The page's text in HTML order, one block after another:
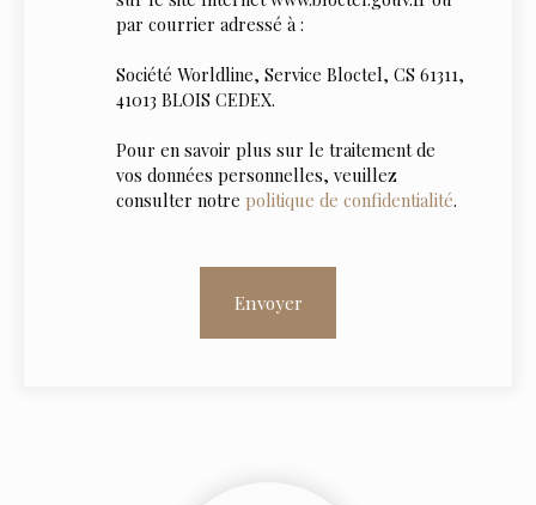
par courrier adressé à :
Société Worldline, Service Bloctel, CS 61311,
41013 BLOIS CEDEX.
Pour en savoir plus sur le traitement de
vos données personnelles, veuillez
consulter notre politique de confidentialité.
Envoyer